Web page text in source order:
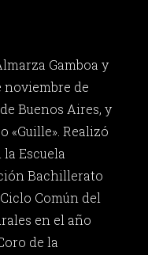
Gamboa y
noviembre de
Buenos Aires, y
«Guille». Realizó
Escuela
Bachillerato
Común del
en el año
de la